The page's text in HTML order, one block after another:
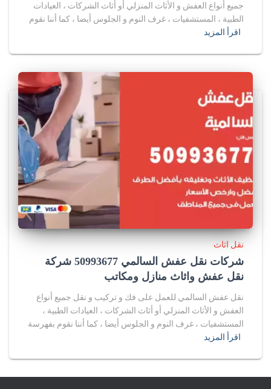
جميع أنواع العفش و الأثاث المنزلي أو أثاث الشركات ، العيادات
الطبية ، المستشفيات ، غرف النوم و الجلوس أيضا ، كما أننا نقوم
اقرأ المزيد
نقل اثاث
شركات نقل عفش السالمي 50993677 شركة
نقل عفش واثاث منازل ومكاتب
نقل عفش السالمي للعمل على فك و تركيب و نقل جميع أنواع
العفش و الأثاث المنزلي أو أثاث الشركات ، العيادات الطبية ،
المستشفيات ، غرف النوم و الجلوس أيضا ، كما أننا نقوم بفهرسة
اقرأ المزيد